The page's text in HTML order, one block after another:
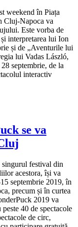
weekend în Piața
Cluj-Napoca va
Este vorba de
interpretarea lui Ion
și de „Aventurile lui
lui Vadas László,
septembrie, de la
interactiv
se va
festival din
acestora, își va
septembrie 2019, în
precum și în curtea
2019 va
40 de spectacole
de circ,